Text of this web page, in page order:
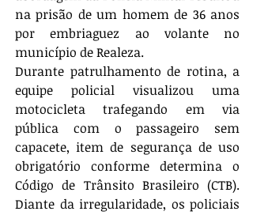
na prisão de um homem de 36 anos
por embriaguez ao volante no
município de Realeza.
Durante patrulhamento de rotina, a
equipe policial visualizou uma
motocicleta trafegando em via
pública com o passageiro sem
capacete, item de segurança de uso
obrigatório conforme determina o
Código de Trânsito Brasileiro (CTB).
Diante da irregularidade, os policiais